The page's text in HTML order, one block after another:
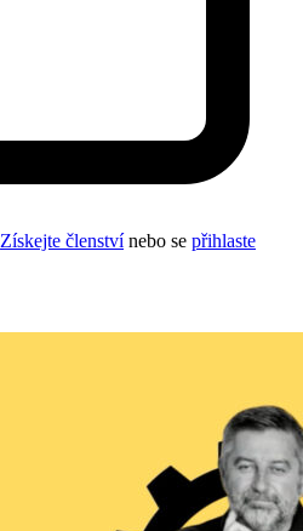
Získejte členstvínebo se přihlaste